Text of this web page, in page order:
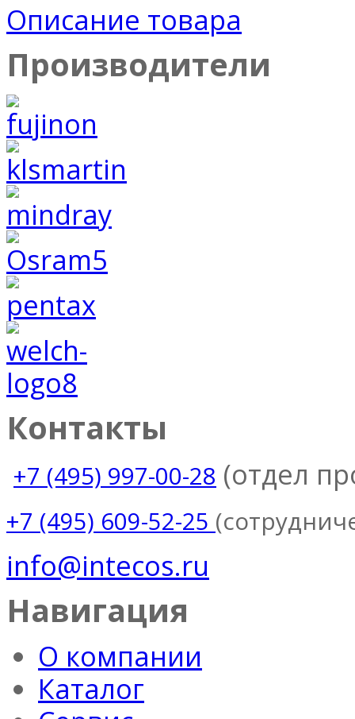
Описание товара
Производители
Контакты
+7 (495) 997-00-28 (отдел
+7 (495) 609-52-25
info@intecos.ru
Навигация
О компании
Каталог